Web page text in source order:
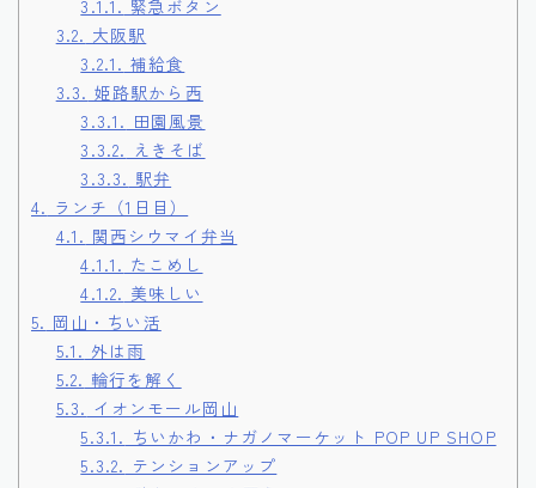
3.1.1. 緊急ボタン
3.2. 大阪駅
3.2.1. 補給食
3.3. 姫路駅から西
3.3.1. 田園風景
3.3.2. えきそば
3.3.3. 駅弁
4. ランチ（1日目）
4.1. 関西シウマイ弁当
4.1.1. たこめし
4.1.2. 美味しい
5. 岡山・ちい活
5.1. 外は雨
5.2. 輪行を解く
5.3. イオンモール岡山
5.3.1. ちいかわ・ナガノマーケット POP UP SHOP
5.3.2. テンションアップ